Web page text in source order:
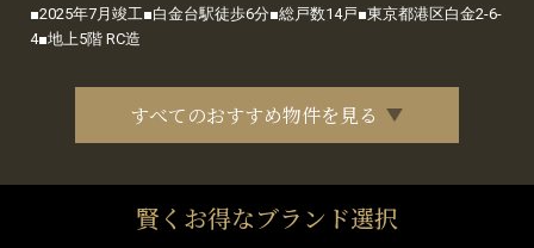
■2025年7月竣工■白金台駅徒歩6分■総戸数14戸■東京都港区白金2-6-
4■地上5階 RC造
すべてのおすすめ物件を見る
賢くお得なブランド選択